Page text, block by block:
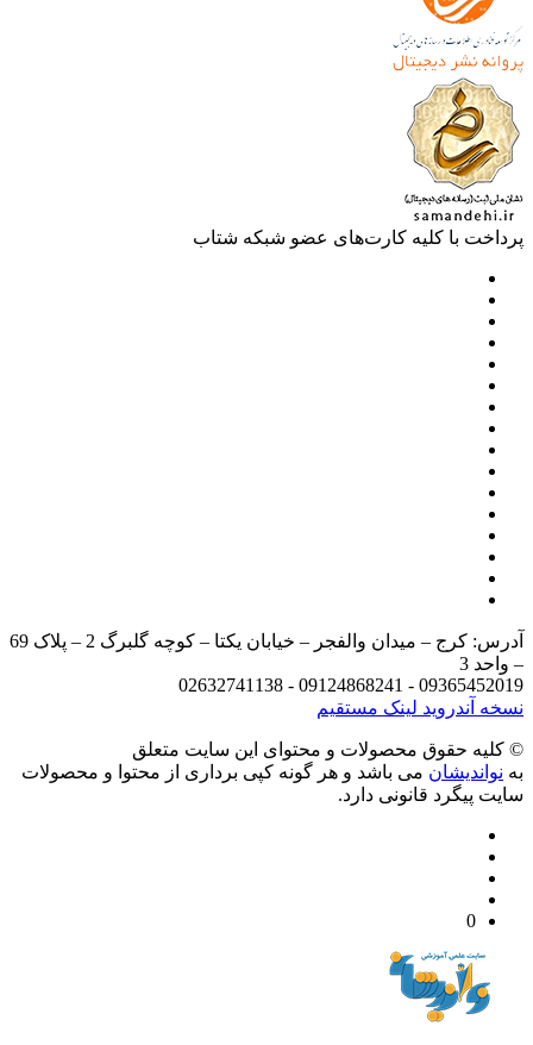
با کلیه کارت‌های عضو شبکه شتاب
آدرس: کرج – میدان والفجر – خیابان یکتا – کوچه گلبرگ 2 – پلاک 69
3
09365452019 - 09124868241 -
آندرویدلینک مستقیم
حقوق محصولات و محتوای اين سایت متعلق
می باشد و هر گونه کپی برداری از محتوا و محصولات
پیگرد قانونی دارد.